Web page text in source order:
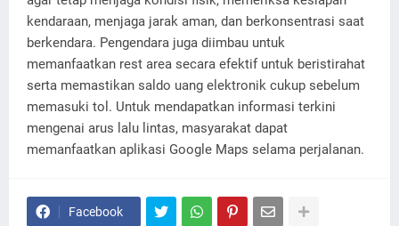
kendaraan, menjaga jarak aman, dan berkonsentrasi saat
berkendara. Pengendara juga diimbau untuk
memanfaatkan rest area secara efektif untuk beristirahat
serta memastikan saldo uang elektronik cukup sebelum
memasuki tol. Untuk mendapatkan informasi terkini
mengenai arus lalu lintas, masyarakat dapat
memanfaatkan aplikasi Google Maps selama perjalanan.
Facebook